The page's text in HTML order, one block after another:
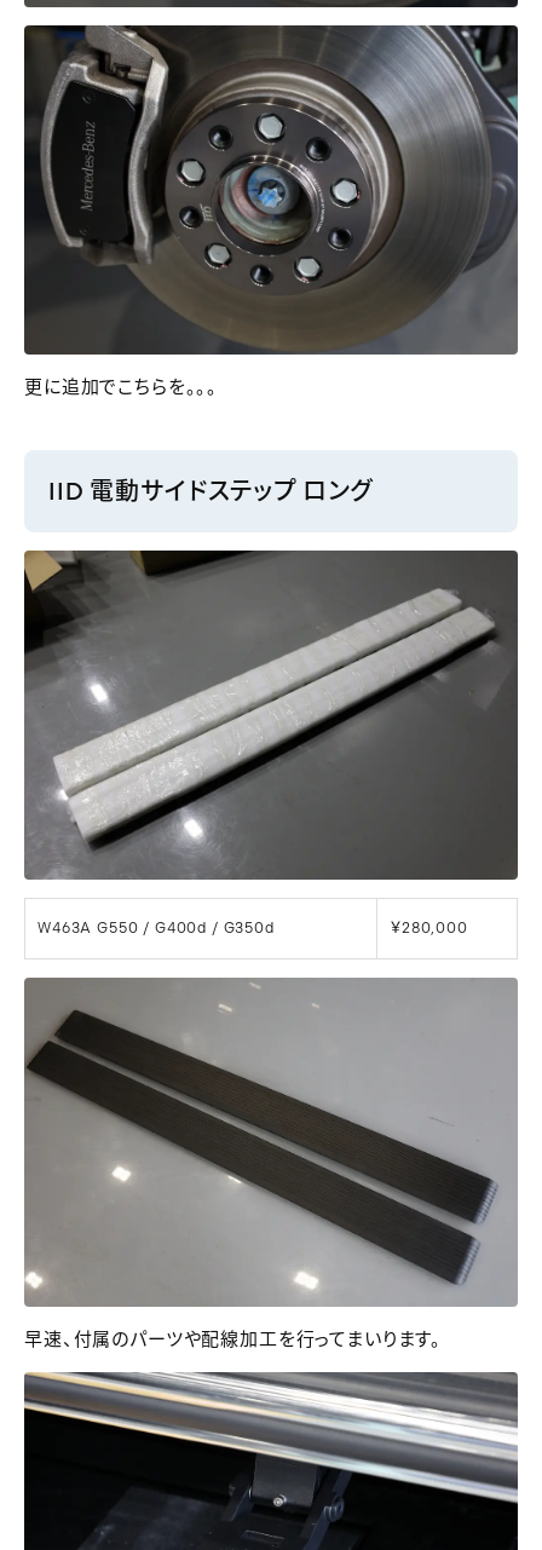
更に追加でこちらを。。。
IID 電動サイドステップ ロング
W463A G550 / G400d / G350d ￥280,000
早速、付属のパーツや配線加工を行ってまいります。